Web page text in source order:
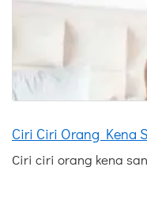
Ciri Ciri Orang Kena
Ciri ciri orang kena